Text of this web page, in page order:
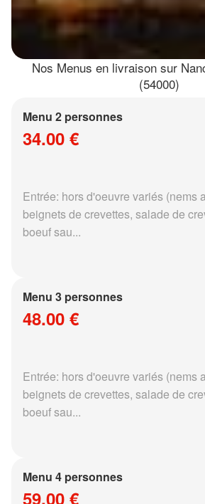
Nos Menus en livraison sur
(54000)
Menu 2 personnes
34.00 €
Entrée: hors d'oeuvre variés (nems
beignets de crevettes, salade de
boeuf sau...
Menu 3 personnes
48.00 €
Entrée: hors d'oeuvre variés (nems
beignets de crevettes, salade de
boeuf sau...
Menu 4 personnes
59.00 €